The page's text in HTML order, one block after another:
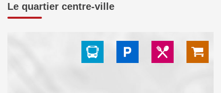
Le quartier centre-ville